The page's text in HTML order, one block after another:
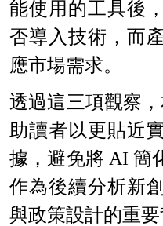
能使用的工具後
否導入技術，而
應市場需求。
透過這三項觀察
助讀者以更貼近
據，避免將 AI 簡
作為後續分析新
與政策設計的重要